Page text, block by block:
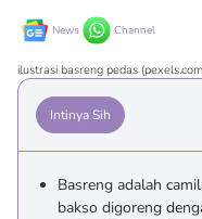
News Channel
ilustrasi basreng pedas
Intinya Sih
Basreng adalah
bakso digoreng